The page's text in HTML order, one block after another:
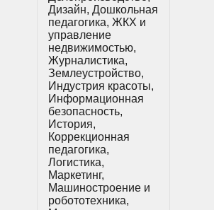
Дизайн, Дошкольная
педагогика, ЖКХ и
управление
недвижимостью,
Журналистика,
Землеустройство,
Индустрия красоты,
Информационная
безопасность,
История,
Коррекционная
педагогика,
Логистика,
Маркетинг,
Машиностроение и
робототехника,